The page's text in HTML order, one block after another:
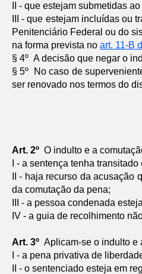
II - que estejam submetidas
III - que estejam incluídas ou
Penitenciário Federal ou do
na forma prevista no art. 11-B
§ 4º A decisão que negar o
§ 5º No caso de
ser renovado nos termos do
Art. 2º O indulto e a
I - a sentença tenha
II - haja recurso da
da comutação da pena;
III - a pessoa condenada
IV - a guia de recolhimento
Art. 3º Aplicam-se o indulto e
I - a pena privativa de
II - o sentenciado esteja em